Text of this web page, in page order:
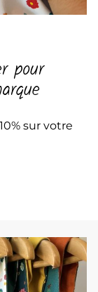
pour
sur votre